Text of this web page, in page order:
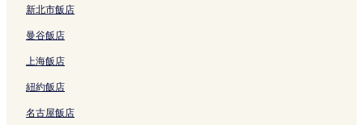
蠟藝彩繪館附近的飯店
羅東飯店
宜蘭餅發明館附近的飯店
宜蘭市飯店
新北市飯店
曼谷飯店
上海飯店
紐約飯店
名古屋飯店